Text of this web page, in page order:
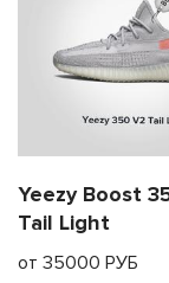
Yeezy Boost
Tail Light
от 35000 РУБ